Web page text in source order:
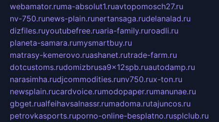
webamator.ruma-absolut1.ruavtopomosch27.ru
nv-750.runews-plain.runertansaga.rudelanalad.ru
dizfiles.ruyoutubefree.ruaria-family.ruroadli.ru
planeta-samara.rumysmartbuy.ru
matrasy-kemerovo.ruashanet.rutrade-farm.ru
dotcustoms.rudomizbrusa9x12spb.ruautodamp.ru
narasimha.rudjcommodities.runv750.rux-ton.ru
newsplain.rucardvoice.rumodopaper.rumanunae.ru
gbget.rualfeihavsalnassr.rumadoma.rutajuncos.ru
petrovkasports.ruporno-online-besplatno.rusplclub.ru